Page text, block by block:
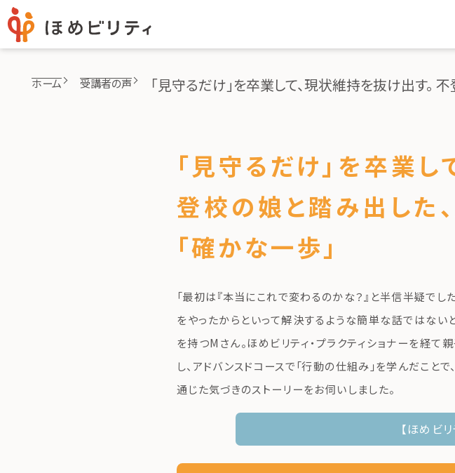
ホーム 受講者の声 「見守るだけ」を卒業して、現状維持を抜け出す。
「見守るだけ」を卒業
登校の娘と踏み出した
「確かな一歩」
「最初は『本当にこれで変わるのかな？』と半信半疑で
をやったからといって解決するような簡単な話ではない
を持つMさん。ほめビリティ・プラクティショナーを経
し、アドバンスドコースで「行動の仕組み」を学んだこと
通じた気づきのストーリーをお伺いしました。
【ほめビ